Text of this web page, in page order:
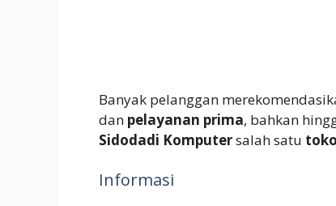
Banyak pelanggan
dan pelayanan prima, bahkan
Sidodadi Komputersalah satu
Informasi